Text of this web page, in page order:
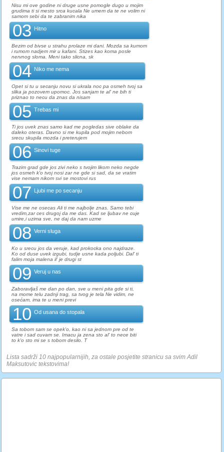
Nisu mi ove godine ni druge usne pomogle dugo u mojim
grudima ti si mesto srca kucala Ne umem da te ne volim ni
samom sebi da te zabranim nika
03 Hitno
Bezim od bivse u strahu prolaze mi dani. Mozda sa kumom
i rumom nadjem mir u kafani. Stizes kao koma posle
nervnog sloma. Meni tako slicna, sk
04 Niko me nema
Opet si tu u secanju novu si ukrala noc pa osmeh tvoj sa
slika ja pozovem upomoc. Jos sanjam te al' ne bih ti
priznao to necu da znas da nisam
05 Trebas mi
Ti jos uvek znas samo kad me pogledas sive oblake da
daleko oteras. Davno si me kupila pod mojim nebom
srecu skupila mozda i preterujem
06 Sinovi tuge
Trazim grad gde jos zivi neko s tvojim likom neko negde
jos osmeh k'o tvoj nosi zar ne gde si sad, da se vratim
vise nemam nikom svi se mostovi rus
07 Ljubi me po secanju
Vise me ne osecas Ali ti me najbolje znas. Samo tebi
vredim,zar ces drugoj da me das. Kad se ljubav ne cuje
umire,i uzima sve, ne daj da nam uzme
08 Verni sluga
Ko u srecu jos da veruje, kad prokocka ono najdraze.
Ko od duse uvek izgubi, tudje usne kada poljubi. Dal' ti
falim moja malena il' je drugi st
09 Veruj u nas
Zaboravljaš me dan po dan, sve u meni pita gde si ti,
na mome telu zadnji trag, sa tvog je tela Ne vidim, ne
osećam, ima te u meni previ
10 Od usana do stopala
Sa tobom sam se opek'o, kao ni sa jednom pre od te
vatre i sad cuvam se. Imacu ja zena sto al' to nece biti
to k'o sto mi se s tobom desilo. T
Lista sadrži 10 najpopularnijih, za ostale posjetite stranicu sa svim Adil
Maksutovic tekstovima!